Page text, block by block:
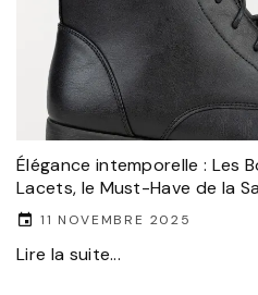
Élégance intemporelle : Les
Lacets, le Must-Have de la
11 NOVEMBRE 2025
Lire la suite...